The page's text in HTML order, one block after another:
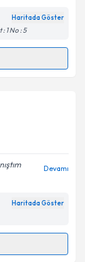
Aydınlatma
belirtilen
Haritada Göster
1 No : 5
talebi
için bir
Aydınlatma
belirtilen
Devamı
Haritada Göster